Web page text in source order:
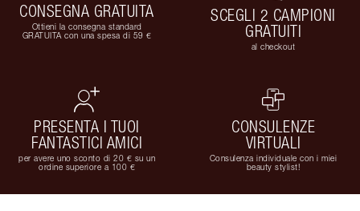
CONSEGNA GRATUITA
Ottieni la consegna standard
GRATUITA con una spesa di 59 €
SCEGLI 2 CAMPIONI
GRATUITI
al checkout
PRESENTA I TUOI
FANTASTICI AMICI
per avere uno sconto di 20 € su un
ordine superiore a 100 €
CONSULENZE
VIRTUALI
Consulenza individuale con i miei
beauty stylist!